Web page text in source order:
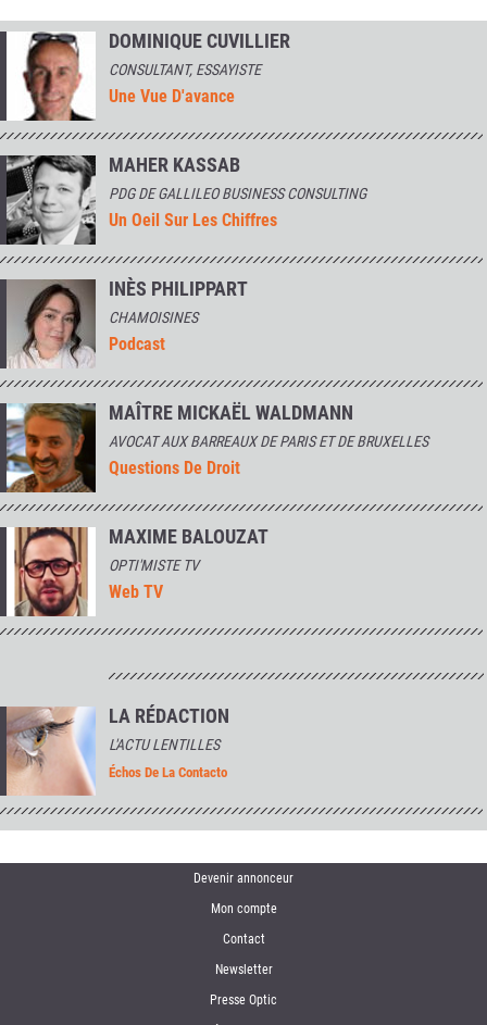
DOMINIQUE CUVILLIER
CONSULTANT, ESSAYISTE
Une Vue D'avance
MAHER KASSAB
PDG DE GALLILEO BUSINESS CONSULTING
Un Oeil Sur Les Chiffres
INÈS PHILIPPART
CHAMOISINES
Podcast
MAÎTRE MICKAËL WALDMANN
AVOCAT AUX BARREAUX DE PARIS ET DE BRUXELLES
Questions De Droit
MAXIME BALOUZAT
OPTI'MISTE TV
Web TV
LA RÉDACTION
L'ACTU LENTILLES
Échos De La Contacto
Devenir annonceur
Mon compte
Contact
Newsletter
Presse Optic